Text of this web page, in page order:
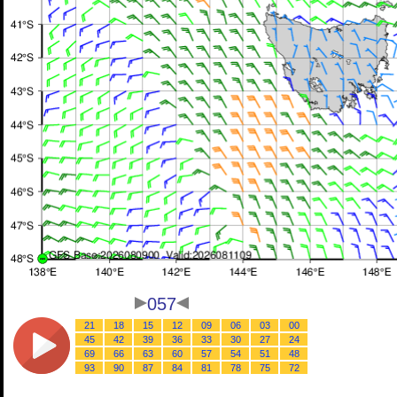
057
00
03
06
09
12
15
18
21
24
27
30
33
36
39
42
45
48
51
54
57
60
63
66
69
72
75
78
81
84
87
90
93